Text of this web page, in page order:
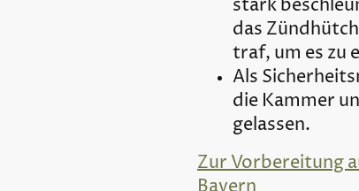
stark
das
traf, um es zu
Als
die Kammer
gelassen.
Zur Vorbereitung